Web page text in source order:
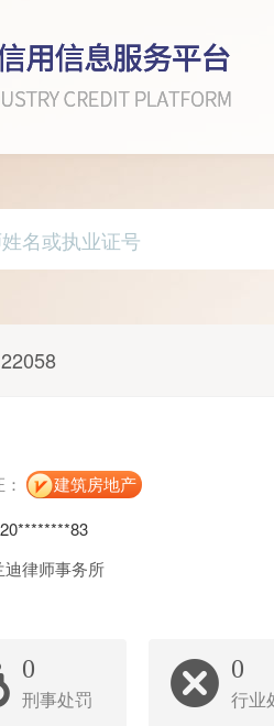
建筑房地产
迪律师事务所
0
刑事处罚
0
行业